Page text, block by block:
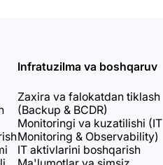
Infratuzilma va boshqaruv
Zaxira va falokatdan tiklash
(Backup & BCDR)
Monitoringi va kuzatilishi (IT
Monitoring & Observability)
IT aktivlarini boshqarish